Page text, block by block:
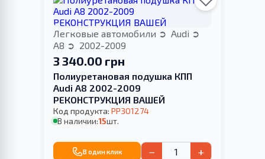
Легковые автомобили
Audi
A8
2002-2009
3 340.00 грн
Полиуретановая подушка КПП
Audi A8 2002-2009
РЕКОНСТРУКЦИЯ ВАШЕЙ
Код продукта: PP301274
В наличии:15шт.
В один клик − +